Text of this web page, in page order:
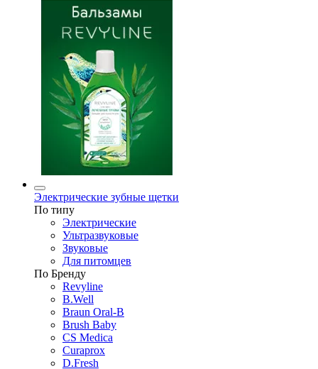
Электрические зубные щетки
По типу
Электрические
Ультразвуковые
Звуковые
Для питомцев
По Бренду
Revyline
B.Well
Braun Oral-B
Brush Baby
CS Medica
Curaprox
D.Fresh